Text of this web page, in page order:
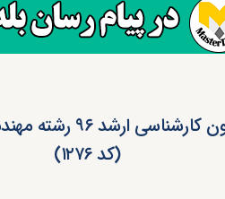
(کد ۱۲۷۶)